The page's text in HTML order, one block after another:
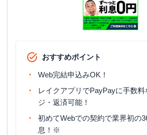
おすすめポイント
Web完結申込みOK！
レイクアプリでPayPayに手数
ジ・返済可能！
初めてWebでの契約で業界初の
息！※